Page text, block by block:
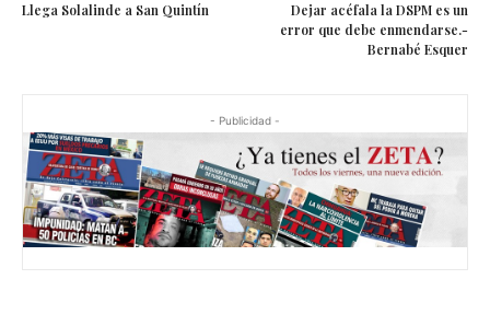
Llega Solalinde a San Quintín
Dejar acéfala la DSPM es un
error que debe enmendarse.-
Bernabé Esquer
- Publicidad -